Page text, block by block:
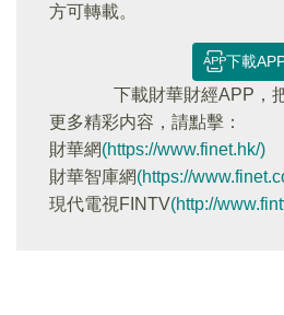
方可轉載。
下載
下載財華財經APP，
更多精彩内容，請點擊：
財華網(https://www.finet.hk/)
財華智庫網(https://
現代電視FINTV(http://